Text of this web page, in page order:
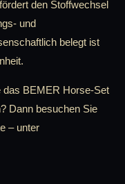
den Stoffwechsel
und
belegt ist
das BEMER Horse-Set
Dann besuchen Sie
– unter